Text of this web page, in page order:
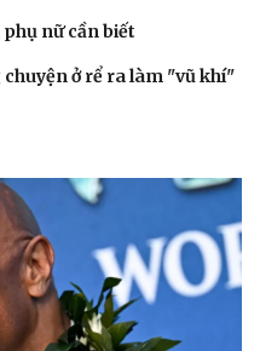
nữ cần biết
ở rể ra làm "vũ khí"